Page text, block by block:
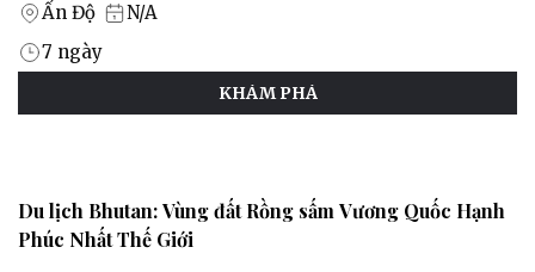
Ấn Độ
7 ngày
N/A
KHÁM PHÁ
Du lịch Bhutan: Vùng đất Rồng sấm Vương Quốc Hạnh
Phúc Nhất Thế Giới